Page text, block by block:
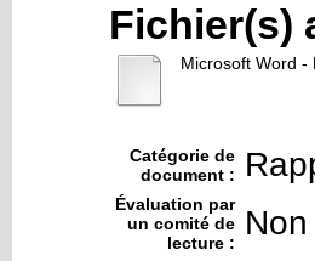
Fichier(s)
Microsoft Word -
Catégorie de
document :
Évaluation par
un comité de
lecture :
Non